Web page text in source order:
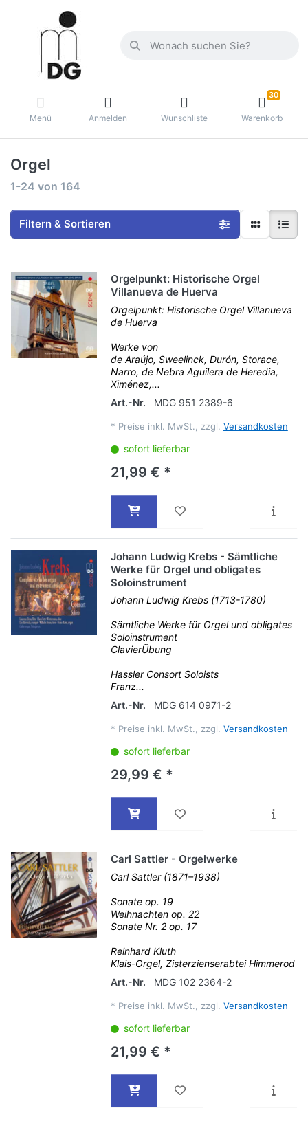
Menü Anmelden Wunschliste
30
Warenkorb
Orgel
1-24 von 164
Filtern & Sortieren
Orgelpunkt: Historische Orgel
Villanueva de Huerva
Orgelpunkt: Historische Orgel Villanueva
de Huerva
Werke von
de Araújo, Sweelinck, Durón, Storace,
Narro, de Nebra Aguilera de Heredia,
Ximénez,...
Art.-Nr.
MDG 951 2389-6
* Preise inkl. MwSt., zzgl. Versandkosten
sofort lieferbar
21,99 € *
Johann Ludwig Krebs - Sämtliche
Werke für Orgel und obligates
Soloinstrument
Johann Ludwig Krebs (1713-1780)
Sämtliche Werke für Orgel und obligates
Soloinstrument
ClavierÜbung
Hassler Consort Soloists
Franz...
Art.-Nr.
MDG 614 0971-2
* Preise inkl. MwSt., zzgl. Versandkosten
sofort lieferbar
29,99 € *
Carl Sattler - Orgelwerke
Carl Sattler (1871–1938)
Sonate op. 19
Weihnachten op. 22
Sonate Nr. 2 op. 17
Reinhard Kluth
Klais-Orgel, Zisterzienserabtei Himmerod
Art.-Nr.
MDG 102 2364-2
* Preise inkl. MwSt., zzgl. Versandkosten
sofort lieferbar
21,99 € *